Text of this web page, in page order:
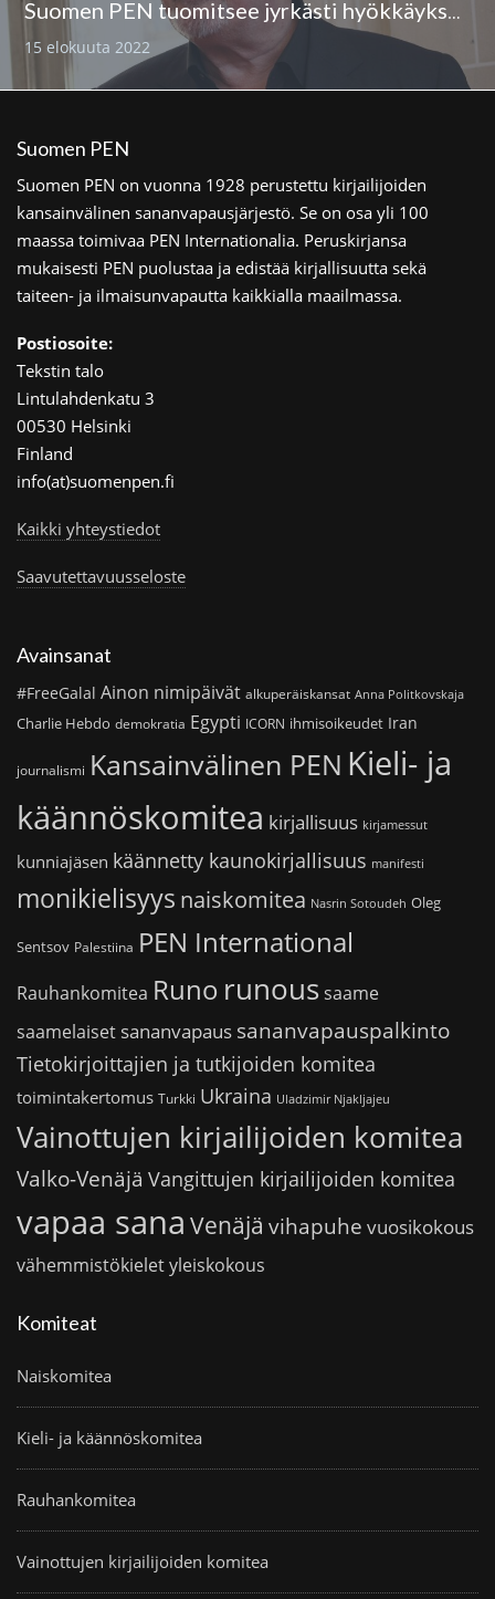
Suomen PEN tuomitsee jyrkästi hyökkäyksen Salman Rushdieta vastaan
15 elokuuta 2022
Suomen PEN
Suomen PEN on vuonna 1928 perustettu kirjailijoiden
kansainvälinen sananvapausjärjestö. Se on osa yli 100
maassa toimivaa PEN Internationalia. Peruskirjansa
mukaisesti PEN puolustaa ja edistää kirjallisuutta sekä
taiteen- ja ilmaisunvapautta kaikkialla maailmassa.
Postiosoite:
Tekstin talo
Lintulahdenkatu 3
00530 Helsinki
Finland
info(at)suomenpen.fi
Kaikki yhteystiedot
Saavutettavuusseloste
Avainsanat
#FreeGalal Ainon nimipäivät alkuperäiskansat Anna Politkovskaja
Charlie Hebdo demokratia Egypti ICORN ihmisoikeudet Iran
journalismi Kansainvälinen PEN Kieli- ja
käännöskomitea kirjallisuus kirjamessut
kunniajäsen käännetty kaunokirjallisuus manifesti
monikielisyys naiskomitea Nasrin Sotoudeh Oleg
Sentsov Palestiina PEN International
Rauhankomitea Runo runoussaame
saamelaiset sananvapaus sananvapauspalkinto
Tietokirjoittajien ja tutkijoiden komitea
toimintakertomus Turkki Ukraina Uladzimir Njakljajeu
Vainottujen kirjailijoiden komitea
Valko-Venäjä Vangittujen kirjailijoiden komitea
vapaa sana Venäjä vihapuhe vuosikokous
vähemmistökieletyleiskokous
Komiteat
Naiskomitea
Kieli- ja käännöskomitea
Rauhankomitea
Vainottujen kirjailijoiden komitea